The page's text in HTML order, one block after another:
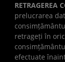
RETRAGEREA
prelucrarea
retrageți în
efectuate